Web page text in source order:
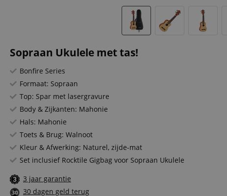
Sopraan Ukulele met tas!
Bonfire Series
Formaat: Sopraan
Top: Spar met lasergravure
Body & Zijkanten: Mahonie
Hals: Mahonie
Toets & Brug: Walnoot
Kleur & Afwerking: Naturel, zijde-mat
Set inclusief Rocktile Gigbag voor Sopraan Ukulele
3 jaar garantie
30 dagen geld terug